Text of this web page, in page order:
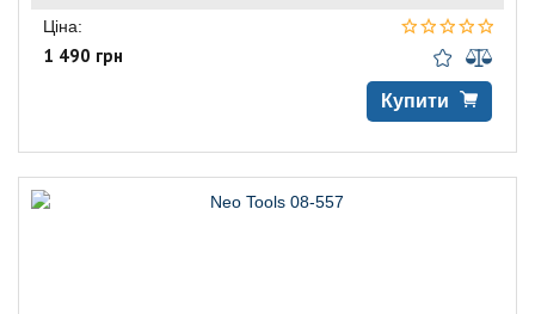
Ціна:
1 490 грн
Купити